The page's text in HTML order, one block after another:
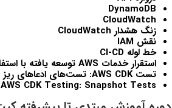
DynamoDB
CloudWatch
زنگ هشدار CloudWatch
نقش IAM
خط لوله CI-CD
استقرار خدمات AWS توسعه يافته با استفاده از CDK v2 از طريق خط لوله CI-CD
تست AWS CDK: تست‌هاي ادعاهاي ريز
AWS CDK Testing: Snapshot Tests